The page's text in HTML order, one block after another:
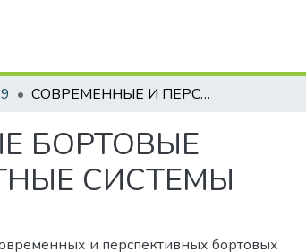
СОВРЕМЕННЫЕ И ПЕРСПЕКТИВНЫЕ БОРТОВЫЕ ИНТЕЛЛЕКТУАЛЬНЫЕ ТРАНСПОРТНЫЕ СИСТЕМЫ
БОРТОВЫЕ
СИСТЕМЫ
и перспективных бортовых